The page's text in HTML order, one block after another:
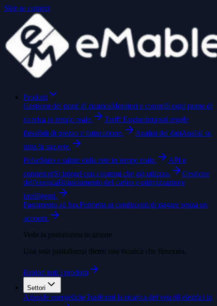
Skip to content
Prodotti
Gestione dei punti di ricaricaMonitori e controlli ogni punto di
ricarica in tempo reale.
Tariff EngineImposti regole
flessibili di prezzo e fatturazione.
Analisi dei datiAnalisi su
tutta la sua rete.
PulseStato e salute della rete in tempo reale.
API e
connettoriSi integri con i sistemi che già utilizza.
Gestione
dell'energiaBilanciamento del carico e ottimizzazione
intelligenti.
Pagamento ad hocPermetta ai conducenti di pagare senza un
account.
Veda la piattaforma in azione
Una sola piattaforma dietro una ricarica che funziona.
Esplori tutti i prodotti
Settori
Aziende energeticheTrasformi la ricarica dei veicoli elettrici in